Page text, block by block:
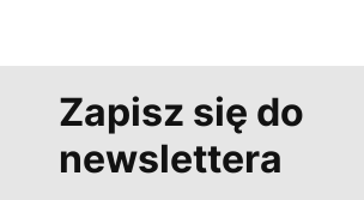
Zapisz się do
newslettera